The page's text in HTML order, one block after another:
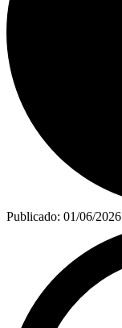
Publicado: 01/06/2026